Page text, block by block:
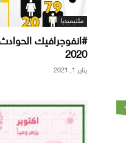
ملتيميديا
#انفوجرافيك
2020
يناير 1, 2021